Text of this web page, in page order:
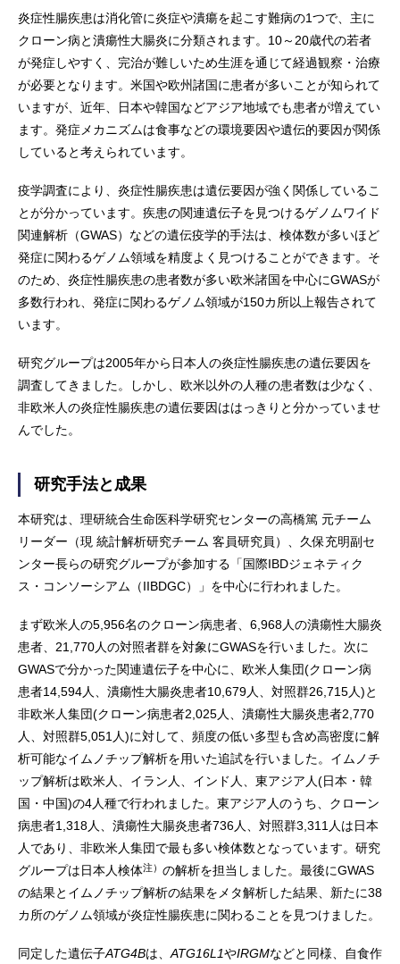
炎症性腸疾患は消化管に炎症や潰瘍を起こす難病の1つで、主に
クローン病と潰瘍性大腸炎に分類されます。10～20歳代の若者
が発症しやすく、完治が難しいため生涯を通じて経過観察・治療
が必要となります。米国や欧州諸国に患者が多いことが知られて
いますが、近年、日本や韓国などアジア地域でも患者が増えてい
ます。発症メカニズムは食事などの環境要因や遺伝的要因が関係
していると考えられています。
疫学調査により、炎症性腸疾患は遺伝要因が強く関係しているこ
とが分かっています。疾患の関連遺伝子を見つけるゲノムワイド
関連解析（GWAS）などの遺伝疫学的手法は、検体数が多いほど
発症に関わるゲノム領域を精度よく見つけることができます。そ
のため、炎症性腸疾患の患者数が多い欧米諸国を中心にGWASが
多数行われ、発症に関わるゲノム領域が150カ所以上報告されて
います。
研究グループは2005年から日本人の炎症性腸疾患の遺伝要因を
調査してきました。しかし、欧米以外の人種の患者数は少なく、
非欧米人の炎症性腸疾患の遺伝要因ははっきりと分かっていませ
んでした。
研究手法と成果
本研究は、理研統合生命医科学研究センターの高橋篤 元チーム
リーダー（現 統計解析研究チーム 客員研究員）、久保充明副セ
ンター長らの研究グループが参加する「国際IBDジェネティク
ス・コンソーシアム（IIBDGC）」を中心に行われました。
まず欧米人の5,956名のクローン病患者、6,968人の潰瘍性大腸炎
患者、21,770人の対照者群を対象にGWASを行いました。次に
GWASで分かった関連遺伝子を中心に、欧米人集団(クローン病
患者14,594人、潰瘍性大腸炎患者10,679人、対照群26,715人)と
非欧米人集団(クローン病患者2,025人、潰瘍性大腸炎患者2,770
人、対照群5,051人)に対して、頻度の低い多型も含め高密度に解
析可能なイムノチップ解析を用いた追試を行いました。イムノチ
ップ解析は欧米人、イラン人、インド人、東アジア人(日本・韓
国・中国)の4人種で行われました。東アジア人のうち、クローン
病患者1,318人、潰瘍性大腸炎患者736人、対照群3,311人は日本
人であり、非欧米人集団で最も多い検体数となっています。研究
グループは日本人検体注） の解析を担当しました。最後にGWAS
の結果とイムノチップ解析の結果をメタ解析した結果、新たに38
カ所のゲノム領域が炎症性腸疾患に関わることを見つけました。
同定した遺伝子ATG4Bは、 ATG16L1やIRGMなどと同様、自食作